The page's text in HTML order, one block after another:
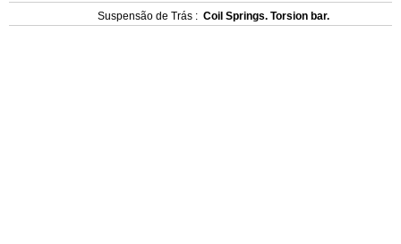
Suspensão de Trás : Coil Springs. Torsion bar.